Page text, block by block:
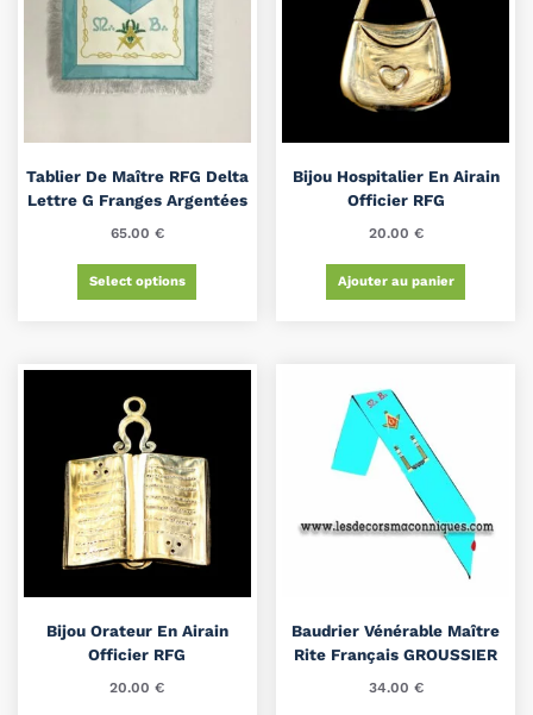
Tablier De Maître RFG Delta
Lettre G Franges Argentées
65.00 €
Select options
Bijou Hospitalier En Airain
Officier RFG
20.00 €
Ajouter au panier
Bijou Orateur En Airain
Officier RFG
20.00€
Baudrier Vénérable Maître
Rite Français GROUSSIER
34.00 €